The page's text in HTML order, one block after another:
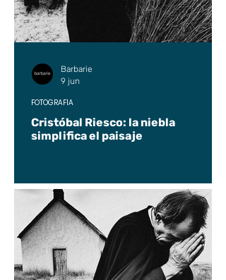
Cristóbal Riesco: la niebla
simplifica el paisaje
FOTOGRAFÍA
Barbarie
9 jun